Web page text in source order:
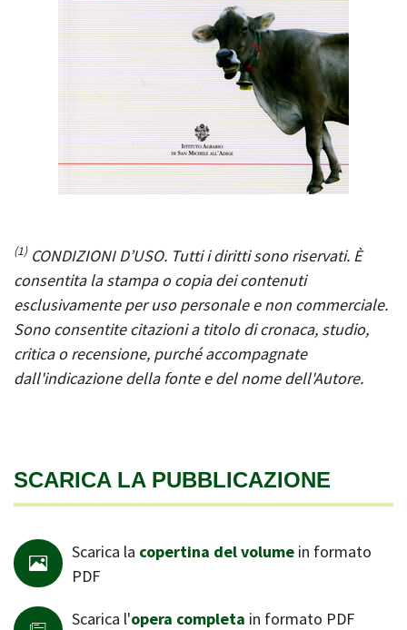
(1)CONDIZIONI D’USO. Tutti i diritti sono riservati. È
consentita la stampa o copia dei contenuti
esclusivamente per uso personale e non commerciale.
Sono consentite citazioni a titolo di cronaca, studio,
critica o recensione, purché accompagnate
dall'indicazione della fonte e del nome dell'Autore.
SCARICA LA PUBBLICAZIONE
Scarica la copertina del volumein formato
PDF
Scarica l'opera completa in formato PDF